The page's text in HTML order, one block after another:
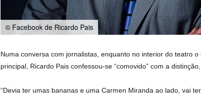
© Facebook de Ricardo Pais
Numa conversa com jornalistas, enquanto no interior do teatro
principal, Ricardo Pais confessou-se “comovido” com a
“Devia ter umas bananas e uma Carmen Miranda ao lado, vai